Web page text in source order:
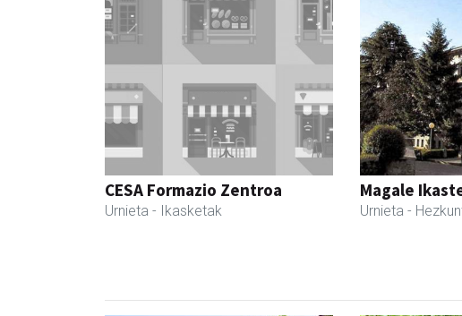
CESA Formazio Zentroa
Urnieta - Ikasketak
Magale
Urnieta -